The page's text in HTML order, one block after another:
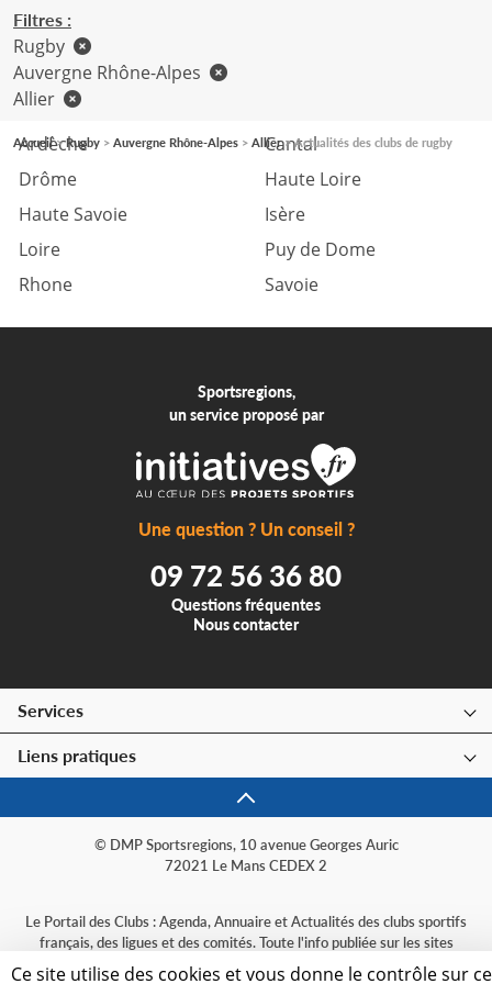
Ce site utilise des cookies et vous donne le contrôle sur
Ain
Ardèche
Cantal
Drôme
Haute Loire
Haute Savoie
Isère
Loire
Puy de Dome
Rhone
Savoie
Filtres :
Rugby
Auvergne Rhône-Alpes
Allier
Accueil Rugby Auvergne Rhône-Alpes Allier Actualités des clubs de rugby
Sportsregions,
un service proposé par
Une question ? Un conseil ?
09 72 56 36 80
Questions fréquentes
Nous contacter
Services
Liens pratiques
© DMP Sportsregions, 10 avenue Georges Auric
72021 Le Mans CEDEX 2
Le Portail des Clubs : Agenda, Annuaire et Actualités des clubs sportifs
français, des ligues et des comités. Toute l'info publiée sur les sites
sportsregions, organisée par sport et par région.